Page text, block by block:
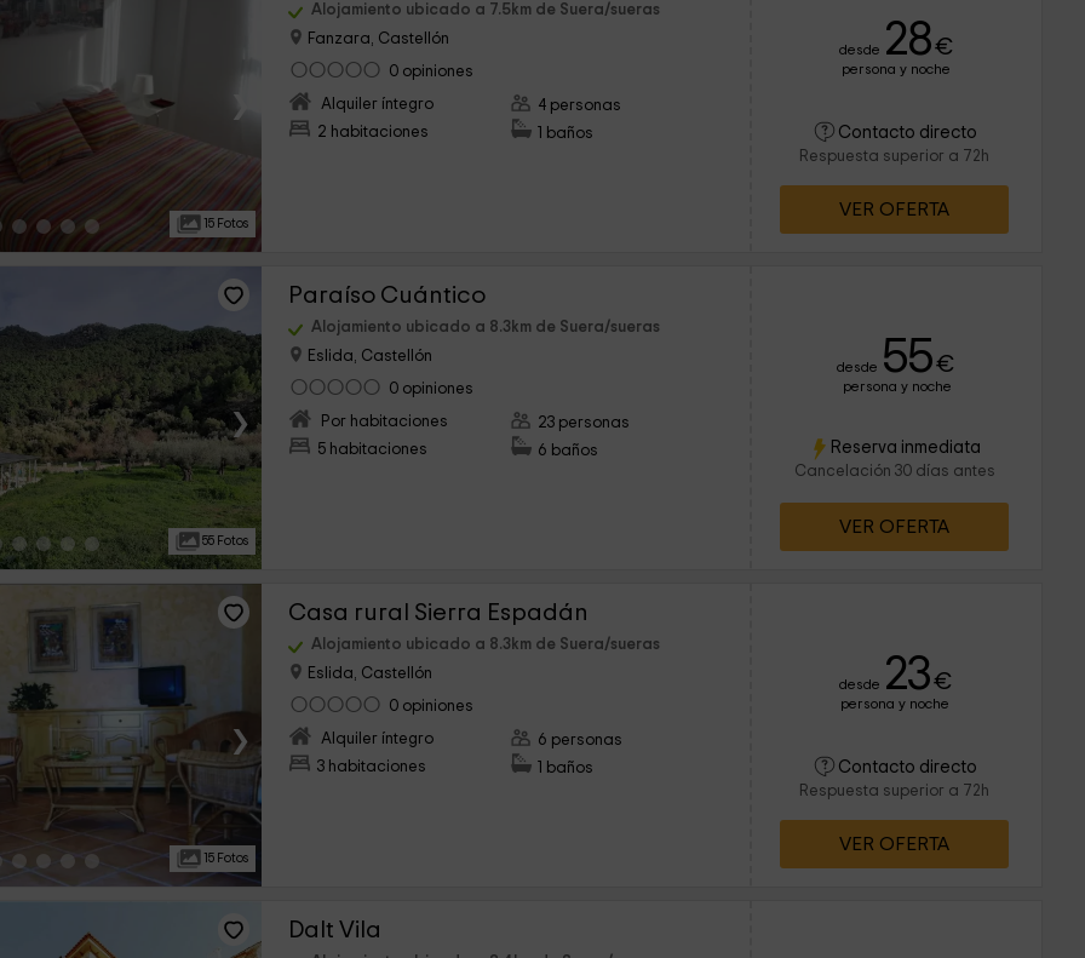
›
15 Fotos
Alojamiento ubicado a 7.5km de Suera/sueras
Fanzara, Castellón
0 opiniones
Alquiler íntegro
2 habitaciones
4 personas
1 baños
desde 28€
persona y noche
Contacto directo
Respuesta superior a 72h
VER OFERTA
›
55 Fotos
Paraíso Cuántico
Alojamiento ubicado a 8.3km de Suera/sueras
Eslida, Castellón
0 opiniones
Por habitaciones
5 habitaciones
23 personas
6 baños
desde 55€
persona y noche
Reserva inmediata
Cancelación 30 días antes
VER OFERTA
›
15 Fotos
Casa rural Sierra Espadán
Alojamiento ubicado a 8.3km de Suera/sueras
Eslida, Castellón
0 opiniones
Alquiler íntegro
3 habitaciones
6 personas
1 baños
desde 23€
persona y noche
Contacto directo
Respuesta superior a 72h
VER OFERTA
Dalt Vila